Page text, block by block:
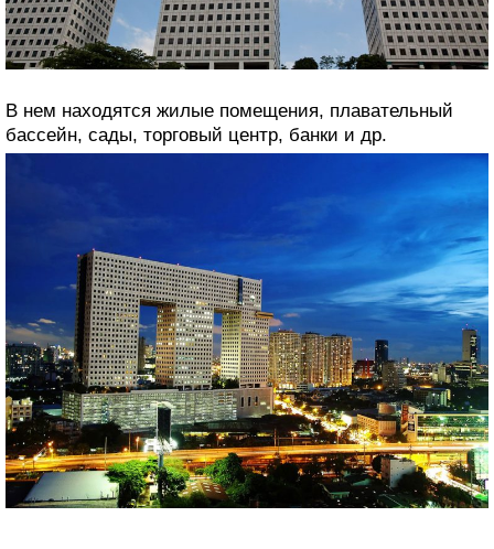
В нем находятся жилые помещения, плавательный
бассейн, сады, торговый центр, банки и др.